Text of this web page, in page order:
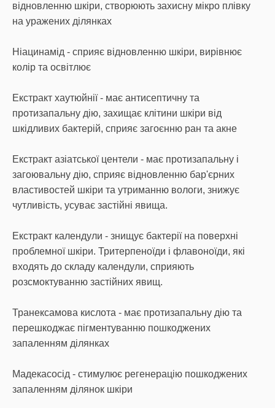
відновленню шкіри, створюють захисну мікро плівку
на уражених ділянках
Ніацинамід - сприяє відновленню шкіри, вирівнює
колір та освітлює
Екстракт хаутюйнії - має антисептичну та
протизапальну дію, захищає клітини шкіри від
шкідливих бактерій, сприяє загоєнню ран та акне
Екстракт азіатської центели - має протизапальну і
загоювальну дію, сприяє відновленню бар'єрних
властивостей шкіри та утриманню вологи, знижує
чутливість, усуває застійні явища.
Екстракт календули - знищує бактерії на поверхні
проблемної шкіри. Тритерпеноїди і флавоноїди, які
входять до складу календули, сприяють
розсмоктуванню застійних явищ.
Транексамова кислота - має протизапальну дію та
перешкоджає пігментуванню пошкоджених
запаленням ділянках
Мадекасосід - стимулює регенерацію пошкоджених
запаленням ділянок шкіри